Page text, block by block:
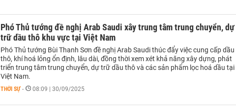
Phó Thủ tướng đề nghị Arab Saudi xây trung tâm trung chuyển, dự
trữ dầu thô khu vực tại Việt Nam
Phó Thủ tướng Bùi Thanh Sơn đề nghị Arab Saudi thúc đẩy việc cung cấp dầu
thô, khí hoá lỏng ổn định, lâu dài, đồng thời xem xét khả năng xây dựng, phát
triển trung tâm trung chuyển, dự trữ dầu thô và các sản phẩm lọc hoá dầu tại
Việt Nam.
THỜI SỰ - 08:09 | 30/09/2025